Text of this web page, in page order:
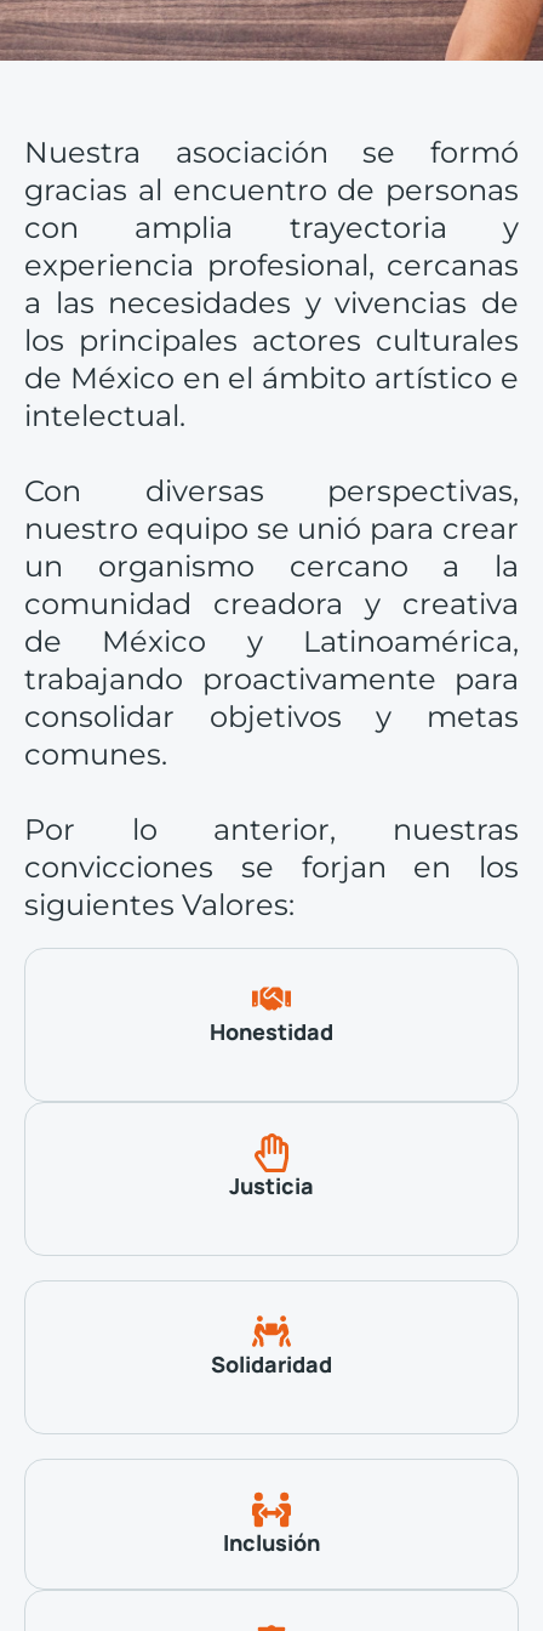
Nuestra asociación se formó
gracias al encuentro de personas
con amplia trayectoria y
experiencia profesional, cercanas
a las necesidades y vivencias de
los principales actores culturales
de México en el ámbito artístico e
intelectual.
Con diversas perspectivas,
nuestro equipo se unió para crear
un organismo cercano a la
comunidad creadora y creativa
de México y Latinoamérica,
trabajando proactivamente para
consolidar objetivos y metas
comunes.
Por lo anterior, nuestras
convicciones se forjan en los
siguientes Valores:
Honestidad
Justicia
Solidaridad
Inclusión